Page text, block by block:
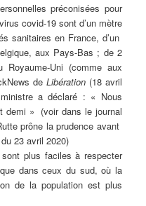
préconisées pour
covid-19 sont d’un mètre
sanitaires en France, d’un
aux Pays-Bas ; de 2
Uni (comme aux
de Libération(18 avril
a déclaré : « Nous
demi » (voir dans le journal
prône la prudence avant
23 avril 2020)
plus faciles à respecter
dans ceux du sud, où la
de la population est plus